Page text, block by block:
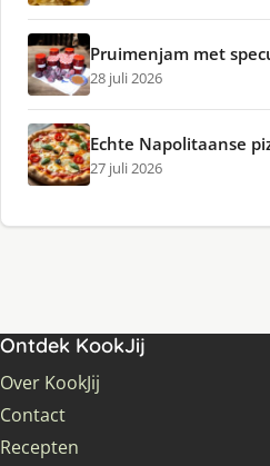
Pruimenjam met
28 juli 2026
Echte Napolitaanse
27 juli 2026
Ontdek KookJij
Over KookJij
Contact
Recepten